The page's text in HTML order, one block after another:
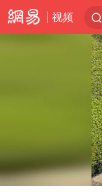
视频
Play
00:00